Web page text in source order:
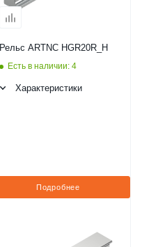
Рельс ARTNC HGR20R_H
Есть в наличии: 4
Характеристики
Подробнее